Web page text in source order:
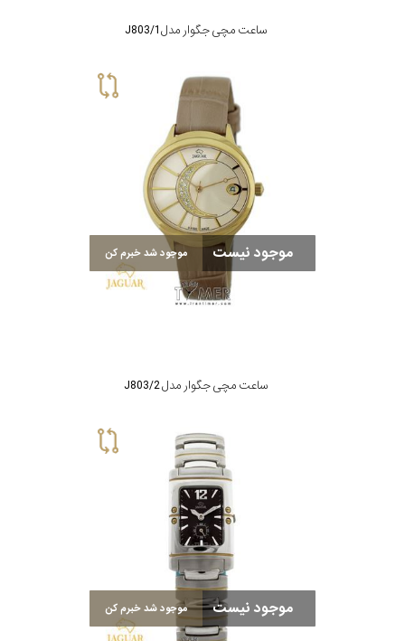
ساعت مچی جگوار مدل J803/1
موجود نیست موجود شد خبرم کن
ساعت مچی جگوار مدل J803/2
موجود نیست موجود شد خبرم کن